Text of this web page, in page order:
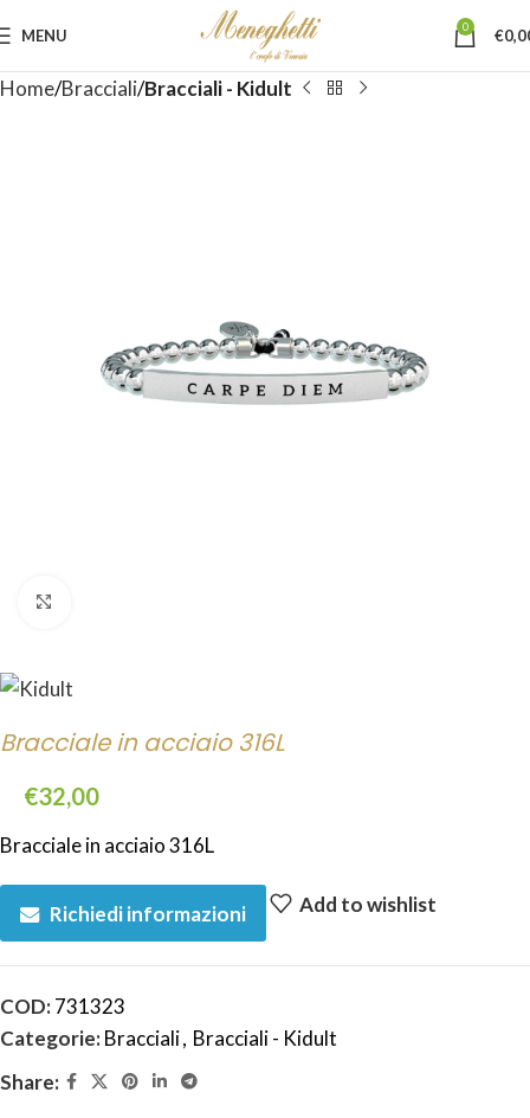
MENU 0 €
Home Bracciali Bracciali - Kidult
Bracciale in acciaio 316L
€32,00
Bracciale in acciaio 316L
Richiedi informazioni Add to wishlist
COD:731323
Categorie:Bracciali, Bracciali - Kidult
Share: